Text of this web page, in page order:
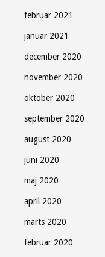
februar 2021
januar 2021
december 2020
november 2020
oktober 2020
september 2020
august 2020
juni 2020
maj 2020
april 2020
marts 2020
februar 2020